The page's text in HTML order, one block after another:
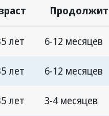
лет 6-12 месяцев
лет 6-12 месяцев
лет 3-4 месяцев